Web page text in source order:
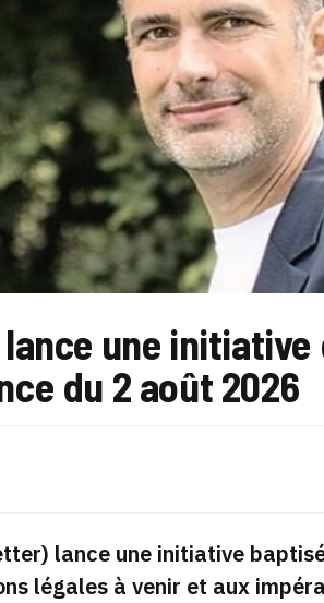
une initiative
du 2 août 2026
lance une initiative
légales à venir et aux